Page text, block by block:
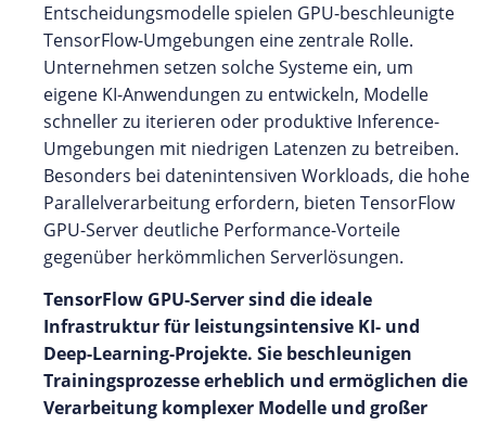
Entscheidungsmodelle spielen GPU-beschleunigte
TensorFlow-Umgebungen eine zentrale Rolle.
Unternehmen setzen solche Systeme ein, um
eigene KI-Anwendungen zu entwickeln, Modelle
schneller zu iterieren oder produktive Inference-
Umgebungen mit niedrigen Latenzen zu betreiben.
Besonders bei datenintensiven Workloads, die hohe
Parallelverarbeitung erfordern, bieten TensorFlow
GPU-Server deutliche Performance-Vorteile
gegenüber herkömmlichen Serverlösungen.
TensorFlow GPU-Server sind die ideale
Infrastruktur für leistungsintensive KI- und
Deep-Learning-Projekte. Sie beschleunigen
Trainingsprozesse erheblich und ermöglichen die
Verarbeitung komplexer Modelle und großer